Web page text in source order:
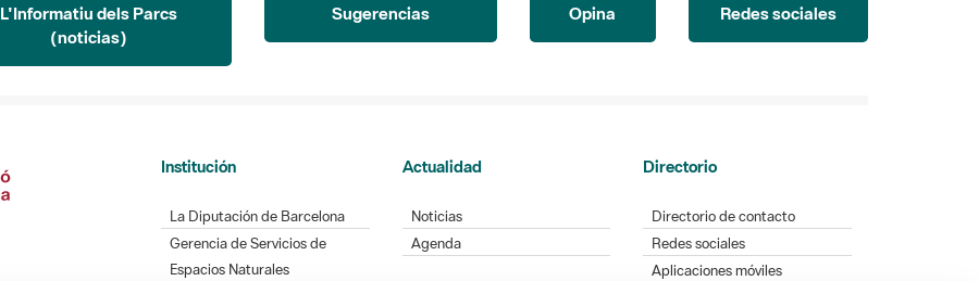
L'Informatiu dels Parcs
(noticias)
Sugerencias Opina Redes sociales
Institución
La Diputación de Barcelona
Gerencia de Servicios de
Espacios Naturales
Actualidad
Noticias
Agenda
Directorio
Directorio de contacto
Redes sociales
Aplicaciones móviles